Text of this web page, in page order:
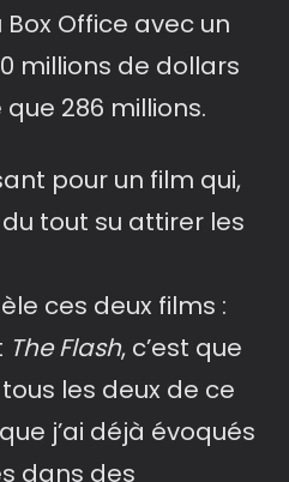
Office avec un
millions de dollars
286 millions.
pour un film qui,
tout su attirer les
ces deux films :
The Flash, c’est que
les deux de ce
j’ai déjà évoqués
dans des